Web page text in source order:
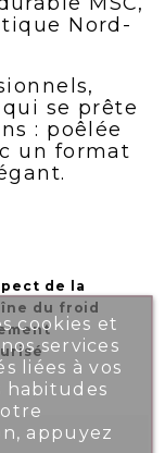
Nord-
se prête
: poêlée
un format
de la
du froid
cookies et
services
liées à vos
habitudes
appuyez